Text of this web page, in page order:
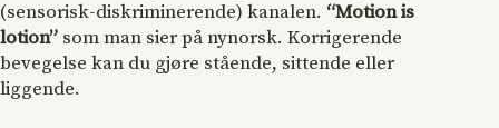
(sensorisk-diskriminerende) kanalen. “Motion is
lotion” som man sier på nynorsk. Korrigerende
bevegelse kan du gjøre stående, sittende eller
liggende.